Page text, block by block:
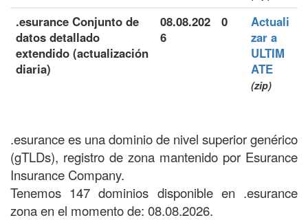
.esurance Conjunto de
datos detallado
extendido (actualización
diaria)
08.08.202
6
0
Actuali
zar a
ULTIM
ATE
(zip)
.esurance es una dominio de nivel superior genérico
(gTLDs), registro de zona mantenido por Esurance
Insurance Company.
Tenemos 147 dominios disponible en .esurance
zona en el momento de: 08.08.2026.